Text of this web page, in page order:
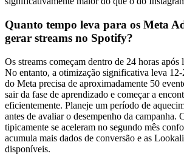
Quanto tempo leva para os Meta
gerar streams no Spotify?
Os streams começam dentro de 24 horas após
No entanto, a otimização significativa leva
do Meta precisa de aproximadamente 50
sair da fase de aprendizado e começar a
eficientemente. Planeje um período de
antes de avaliar o desempenho da campanha.
tipicamente se aceleram no segundo mês
acumula mais dados de conversão e as
disponíveis.